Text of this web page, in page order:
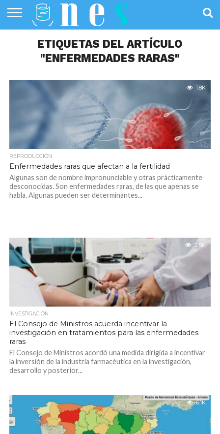
PÚBLICA
SANIDAD
INVESTIGACIÓN
ENTREVISTAS
PROFESIONALES
DE LA SALUD
INFOGRAFÍAS
DE SALUD
OPINIÓNETIQUETAS DEL ARTÍCULO
"ENFERMEDADES RARAS"
1.8K
REPRODUCCIÓN
Enfermedades raras que afectan a la fertilidad
Algunas son de nombre impronunciable y otras prácticamente
desconocidas. Son enfermedades raras, de las que apenas se
habla. Algunas pueden ser determinantes...
2.5K
INVESTIGACIÓN
El Consejo de Ministros acuerda incentivar la
investigación en tratamientos para las enfermedades
raras
El Consejo de Ministros acordó una medida dirigida a incentivar
la inversión de la industria farmacéutica en la investigación,
desarrollo y posterior...
6.1K